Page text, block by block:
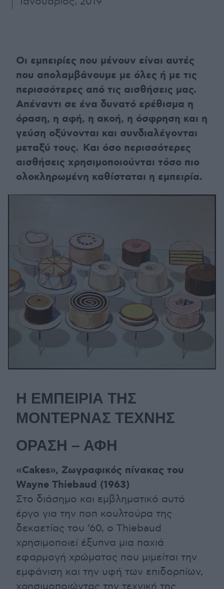
Οι εμπειρίες που μένουν είναι αυτές
που απολαμβάνουμε με όλες ή με τις
περισσότερες από τις αισθήσεις μας.
Απέναντι σε ένα δυνατό ερέθισμα η
όραση, η αφή, η ακοή, η όσφρηση και η
γεύση οξύνονται και συνδιαλέγονται
μεταξύ τους. Και όσο περισσότερες
αισθήσεις χρησιμοποιούνται τόσο πιο
ολοκληρωμένη καθίσταται η εμπειρία.
Η ΕΜΠΕΙΡΙΑ ΤΗΣ
ΜΟΝΤΕΡΝΑΣ ΤΕΧΝΗΣ
ΟΡΑΣΗ – ΑΦΗ
«Cakes», Ζωγραφικός πίνακας του
Wayne Thiebaud (1963)
Στο διάσημο και εμβληματικό αυτό
έργο για την ποπ κουλτούρα της
δεκαετίας του ’60, ο Thiebaud
χρησιμοποιεί έξυπνα μια παχιά
εφαρμογή χρώματος που μιμείται την
εμφάνιση και την υφή των επιδορπίων,
χρησιμοποιώντας την τεχνική της